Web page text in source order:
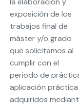
exposición de los
trabajos final de
máster y/o grado
que solicitamos al
cumplir con el
periodo de
aplicación
adquiridos